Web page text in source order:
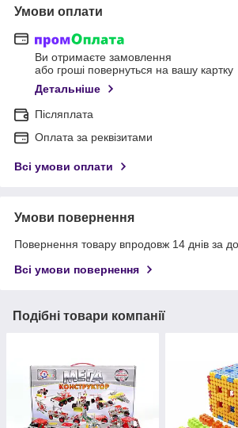
Умови оплати
Ви отримаєте замовлення
або гроші повернуться на вашу картку
Детальніше
Післяплата
Оплата за реквізитами
Всі умови оплати
Умови повернення
Повернення товару впродовж 14 днів за
Всі умови повернення
Подібні товари компанії